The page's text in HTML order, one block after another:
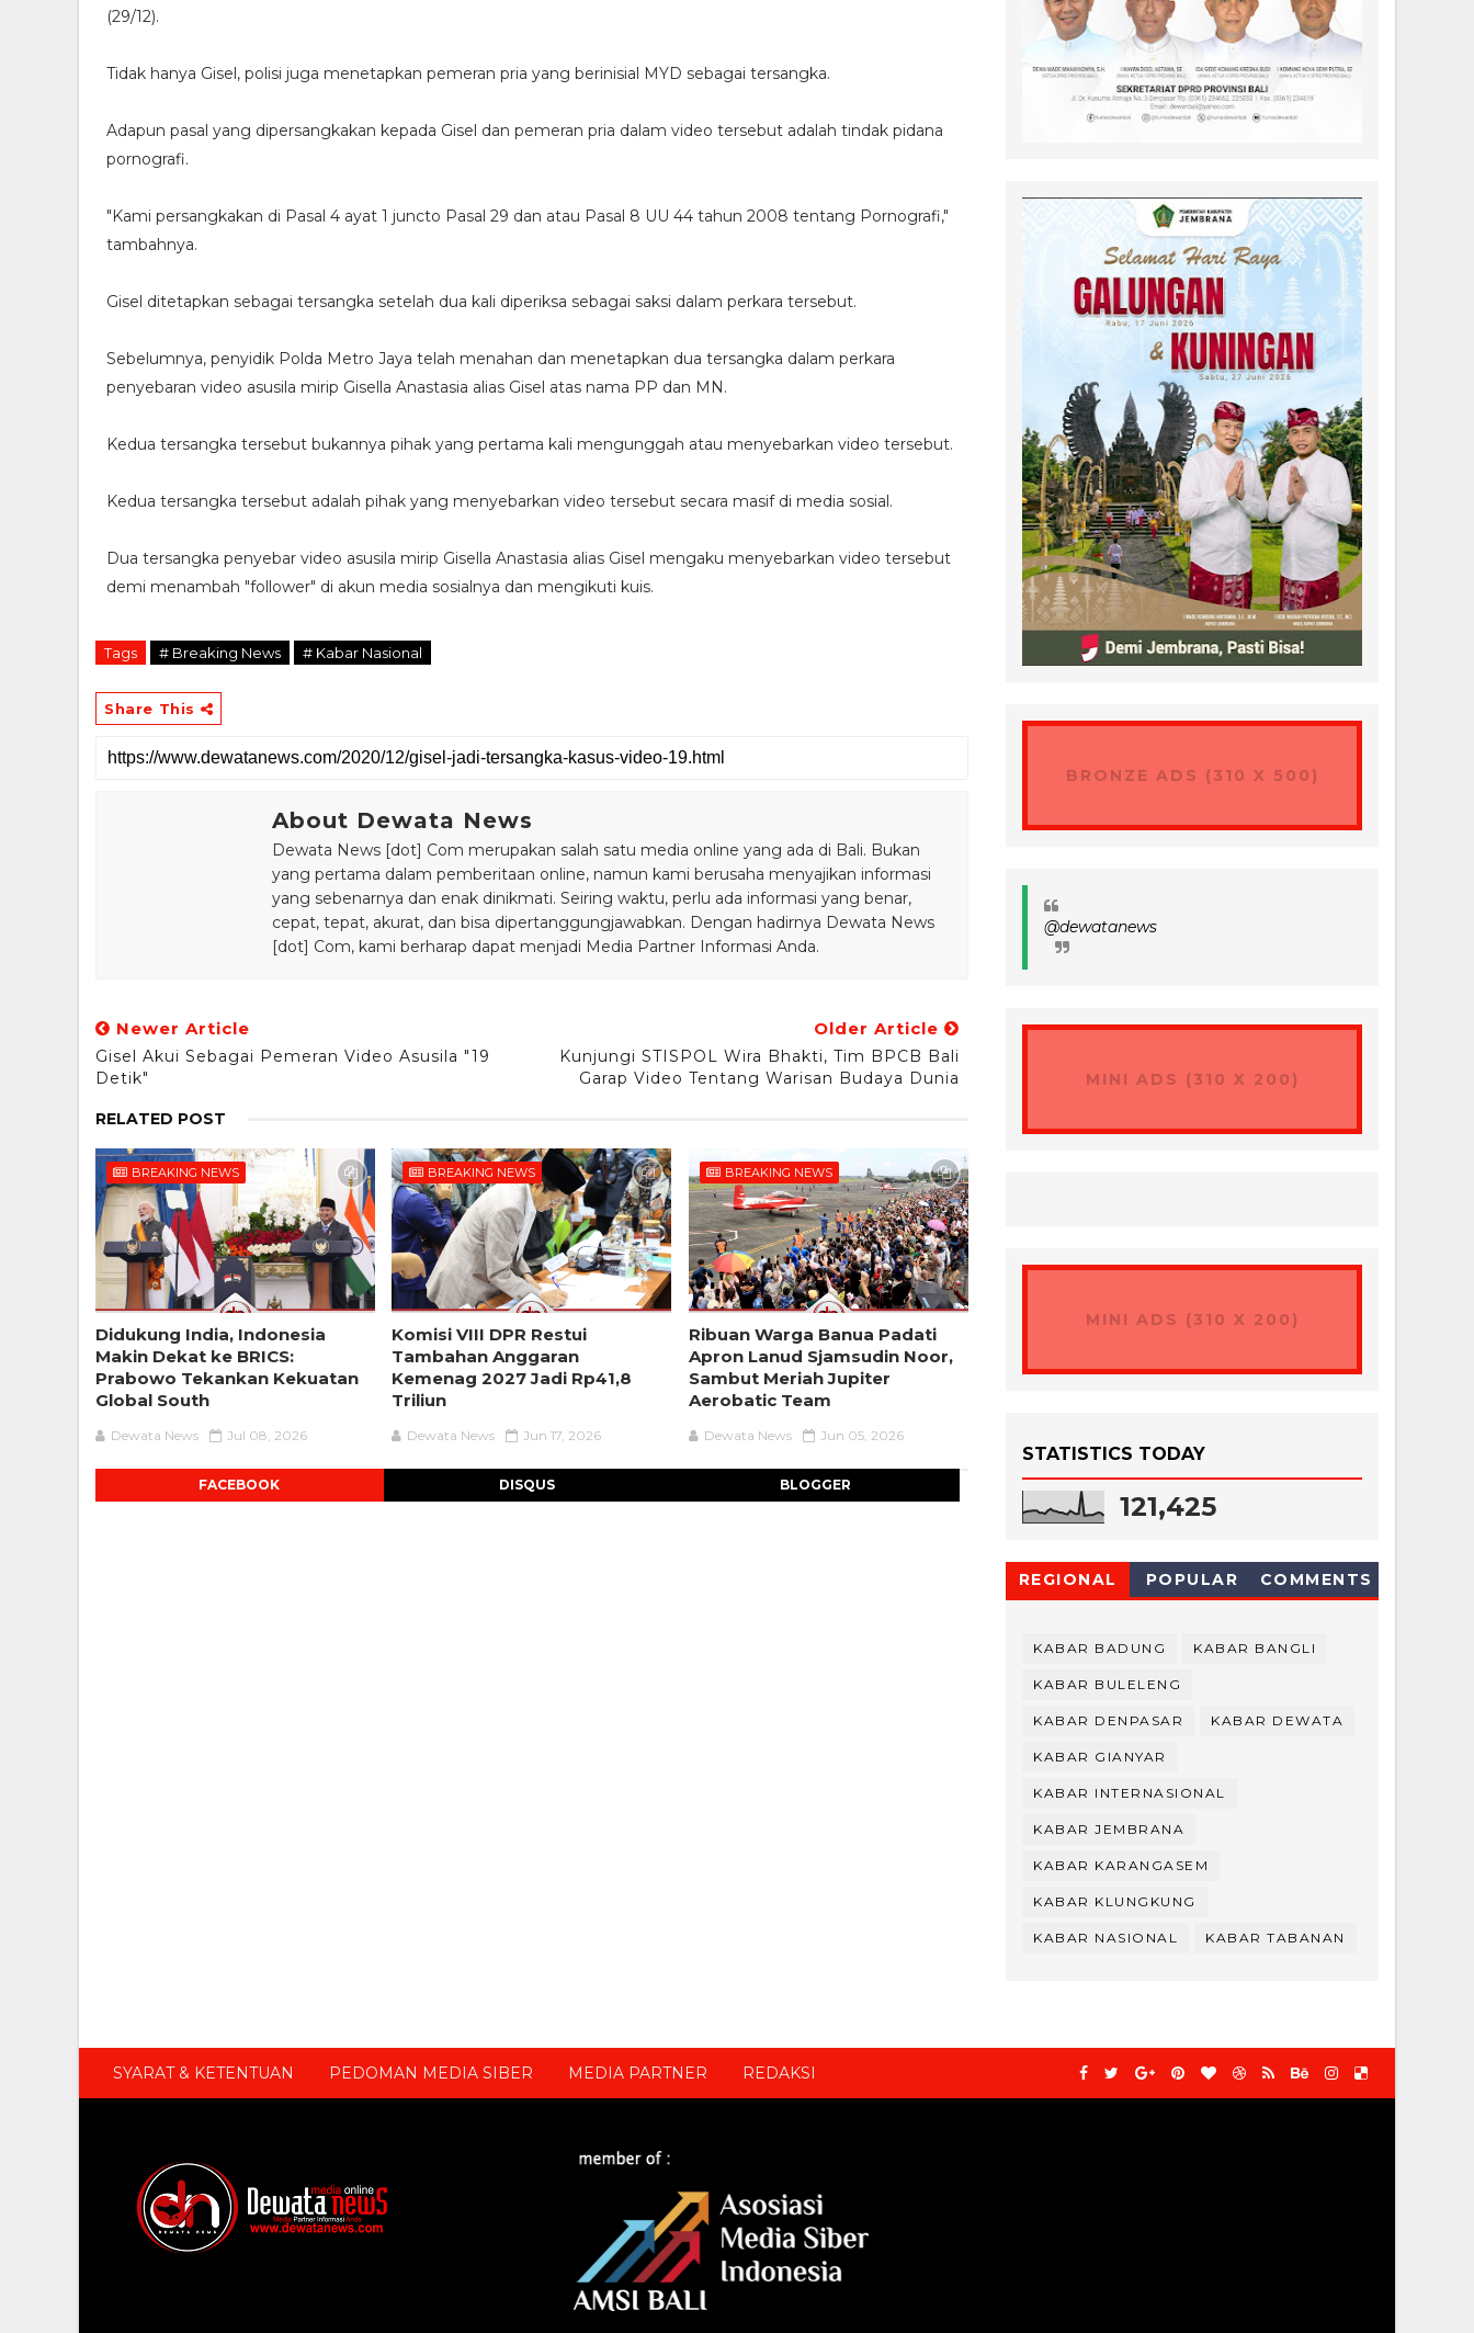
(29/12).
Tidak hanya Gisel, polisi juga menetapkan pemeran pria yang berinisial MYD sebagai tersangka.
Adapun pasal yang dipersangkakan kepada Gisel dan pemeran pria dalam video tersebut adalah tindak pidana
pornografi.
"Kami persangkakan di Pasal 4 ayat 1 juncto Pasal 29 dan atau Pasal 8 UU 44 tahun 2008 tentang Pornografi,"
tambahnya.
Gisel ditetapkan sebagai tersangka setelah dua kali diperiksa sebagai saksi dalam perkara tersebut.
Sebelumnya, penyidik Polda Metro Jaya telah menahan dan menetapkan dua tersangka dalam perkara
penyebaran video asusila mirip Gisella Anastasia alias Gisel atas nama PP dan MN.
Kedua tersangka tersebut bukannya pihak yang pertama kali mengunggah atau menyebarkan video tersebut.
Kedua tersangka tersebut adalah pihak yang menyebarkan video tersebut secara masif di media sosial.
Dua tersangka penyebar video asusila mirip Gisella Anastasia alias Gisel mengaku menyebarkan video tersebut
demi menambah "follower" di akun media sosialnya dan mengikuti kuis.
Tags # Breaking News # Kabar Nasional
Share This
About Dewata News
Dewata News [dot] Com merupakan salah satu media online yang ada di Bali. Bukan
yang pertama dalam pemberitaan online, namun kami berusaha menyajikan informasi
yang sebenarnya dan enak dinikmati. Seiring waktu, perlu ada informasi yang benar,
cepat, tepat, akurat, dan bisa dipertanggungjawabkan. Dengan hadirnya Dewata News
[dot] Com, kami berharap dapat menjadi Media Partner Informasi Anda.
Newer Article
Gisel Akui Sebagai Pemeran Video Asusila "19
Detik"
Older Article
Kunjungi STISPOL Wira Bhakti, Tim BPCB Bali
Garap Video Tentang Warisan Budaya Dunia
RELATED POST
BREAKING NEWS
Didukung India, Indonesia
Makin Dekat ke BRICS:
Prabowo Tekankan Kekuatan
Global South
Dewata News Jul 08, 2026
BREAKING NEWS
Komisi VIII DPR Restui
Tambahan Anggaran
Kemenag 2027 Jadi Rp41,8
Triliun
Dewata News Jun 17, 2026
BREAKING NEWS
Ribuan Warga Banua Padati
Apron Lanud Sjamsudin Noor,
Sambut Meriah Jupiter
Aerobatic Team
Dewata News Jun 05, 2026
FACEBOOK DISQUS BLOGGER
BRONZE ADS (310 X 500)
@dewatanews
MINI ADS (310 X 200)
MINI ADS (310 X 200)
STATISTICS TODAY
121,425
REGIONAL POPULAR COMMENTS
KABAR BADUNG KABAR BANGLI
KABAR BULELENG
KABAR DENPASAR KABAR DEWATA
KABAR GIANYAR
KABAR INTERNASIONAL
KABAR JEMBRANA
KABAR KARANGASEM
KABAR KLUNGKUNG
KABAR NASIONAL KABAR TABANAN
SYARAT & KETENTUAN PEDOMAN MEDIA SIBER MEDIA PARTNER REDAKSI